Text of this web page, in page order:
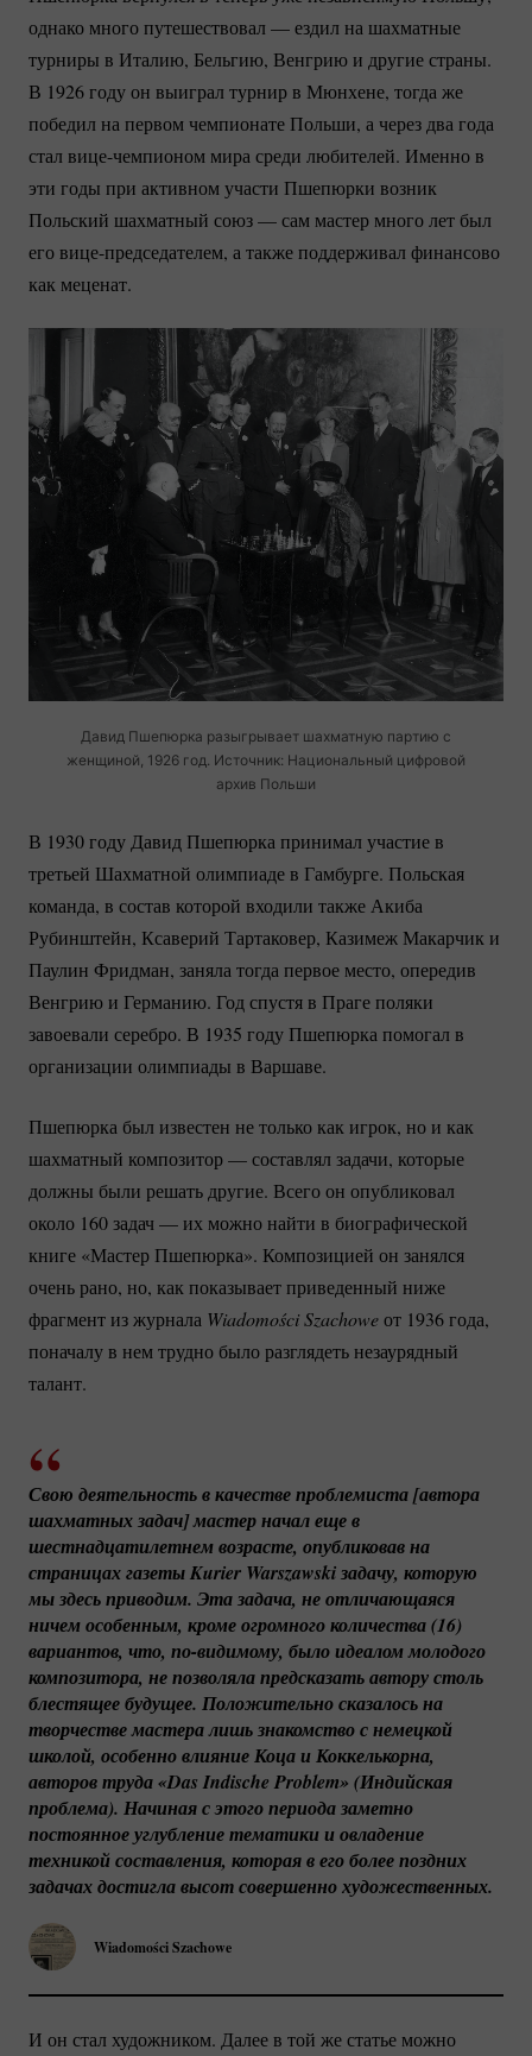
однако много путешествовал — ездил на шахматные
турниры в Италию, Бельгию, Венгрию и другие страны.
В 1926 году он выиграл турнир в Мюнхене, тогда же
победил на первом чемпионате Польши, а через два года
стал вице-чемпионом мира среди любителей. Именно в
эти годы при активном участи Пшепюрки возник
Польский шахматный союз — сам мастер много лет был
еговице-председателем, а также поддерживал финансово
как меценат.
Давид Пшепюрка разыгрывает шахматную партию с
женщиной, 1926 год. Источник: Национальный цифровой
архив Польши
В 1930 году Давид Пшепюрка принимал участие в
третьей Шахматной олимпиаде в Гамбурге. Польская
команда, в состав которой входили также Акиба
Рубинштейн, Ксаверий Тартаковер, Казимеж Макарчик и
Паулин Фридман, заняла тогда первое место, опередив
Венгрию и Германию. Год спустя в Праге поляки
завоевали серебро. В 1935 году Пшепюрка помогал в
организации олимпиады в Варшаве.
Пшепюрка был известен не только как игрок, но и как
шахматный композитор — составлял задачи, которые
должны были решать другие. Всего он опубликовал
около 160 задач — их можно найти в биографической
книге «Мастер Пшепюрка». Композицией он занялся
очень рано, но, как показывает приведенный ниже
фрагмент из журнала Wiadomości Szachowe от 1936 года,
поначалу в нем трудно было разглядеть незаурядный
талант.
Wiadomości Szachowe
Свою деятельность в качестве проблемиста [автора
шахматных задач] мастер начал еще в
шестнадцатилетнем возрасте, опубликовав на
страницах газеты Kurier Warszawski задачу, которую
мы здесь приводим. Эта задача, не отличающаяся
ничем особенным, кроме огромного количества (16)
вариантов, что, по-видимому, было идеалом молодого
композитора, не позволяла предсказать автору столь
блестящее будущее. Положительно сказалось на
творчестве мастера лишь знакомство с немецкой
школой, особенно влияние Коца и Коккелькорна,
авторов труда «Das Indische Problem» (Индийская
проблема). Начиная с этого периода заметно
постоянное углубление тематики и овладение
техникой составления, которая в его более поздних
задачах достигла высот совершенно художественных.
И он стал художником. Далее в той же статье можно